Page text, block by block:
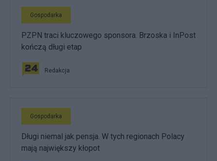
Gospodarka
PZPN traci kluczowego sponsora. Brzoska i InPost
kończą długi etap
Redakcja
Gospodarka
Długi niemal jak pensja. W tych regionach Polacy
mają największy kłopot